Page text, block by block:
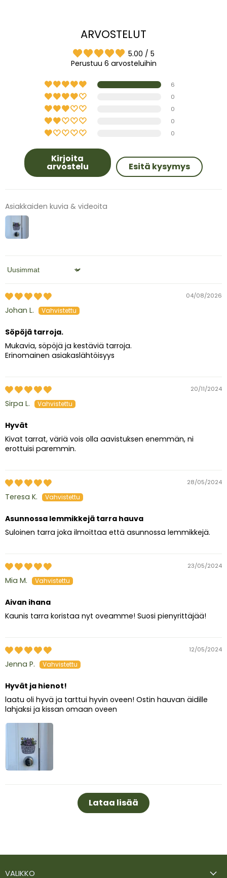
ARVOSTELUT
5.00 / 5
Perustuu 6 arvosteluihin
6
0
0
0
0
Kirjoita
arvostelu Esitä kysymys
Asiakkaiden kuvia & videoita
Sort by
04/08/2026
Johan L.
Söpöjä tarroja.
Mukavia, söpöjä ja kestäviä tarroja.
Erinomainen asiakaslähtöisyys
20/11/2024
Sirpa L.
Hyvät
Kivat tarrat, väriä vois olla aavistuksen enemmän, ni
erottuisi paremmin.
28/05/2024
Teresa K.
Asunnossa lemmikkejä tarra hauva
Suloinen tarra joka ilmoittaa että asunnossa lemmikkejä.
23/05/2024
Mia M.
Aivan ihana
Kaunis tarra koristaa nyt oveamme! Suosi pienyrittäjää!
12/05/2024
Jenna P.
Hyvät ja hienot!
laatu oli hyvä ja tarttui hyvin oveen! Ostin hauvan äidille
lahjaksi ja kissan omaan oveen
Lataa lisää
VALIKKO